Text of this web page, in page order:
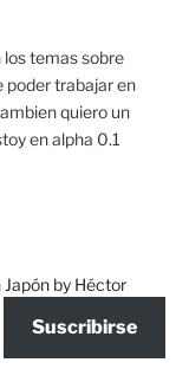
temas sobre
poder trabajar en
quiero un
en alpha 0.1
Japón by Héctor
Suscribirse